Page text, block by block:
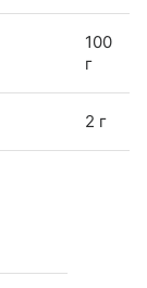
100
г
2 г